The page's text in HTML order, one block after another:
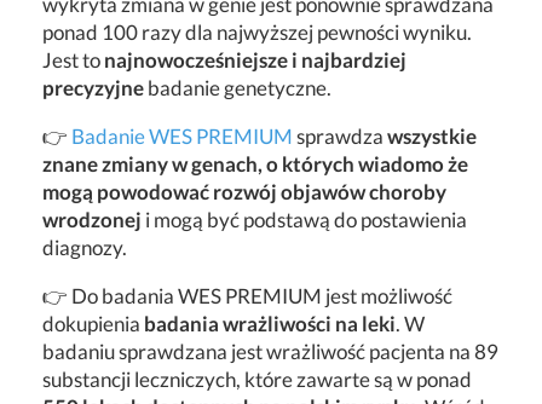
ponad 100 razy dla najwyższej pewności wyniku.
Jest tonajnowocześniejsze i najbardziej
precyzyjnebadanie genetyczne.
👉 Badanie WES PREMIUMsprawdzawszystkie
znane zmiany w genach, o których wiadomo że
mogą powodować rozwój objawów choroby
wrodzonej i mogą być podstawą do postawienia
diagnozy.
👉 Do badania WES PREMIUM jest możliwość
dokupienia badania wrażliwości na leki. W
badaniu sprawdzana jest wrażliwość pacjenta na 89
substancji leczniczych, które zawarte są w ponad